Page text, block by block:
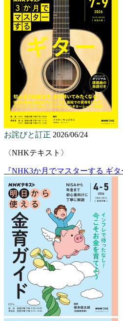
お詫びと訂正 2026/06/24
〈NHKテキスト〉
『NHK3か月でマスターする ギ